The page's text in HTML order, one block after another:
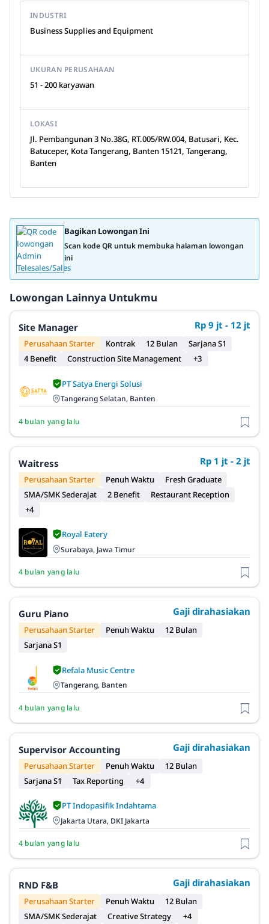
INDUSTRI
Business Supplies and Equipment
UKURAN PERUSAHAAN
51 - 200 karyawan
LOKASI
Jl. Pembangunan 3 No.38G, RT.005/RW.004, Batusari, Kec.
Batuceper, Kota Tangerang, Banten 15121, Tangerang,
Banten
Bagikan Lowongan Ini
Scan kode QR untuk membuka halaman lowongan
ini
Lowongan Lainnya Untukmu
Site Manager Rp 9 jt - 12 jt
Perusahaan Starter Kontrak 12 Bulan
Sarjana S1
4 Benefit
Construction Site Management +3
PT Satya Energi Solusi
Tangerang Selatan, Banten
4 bulan yang lalu
Waitress Rp 1 jt - 2 jt
Perusahaan Starter Penuh Waktu
Fresh Graduate
SMA/SMK Sederajat
2 Benefit
Restaurant Reception
+4
Royal Eatery
Surabaya, Jawa Timur
4 bulan yang lalu
Guru Piano Gaji dirahasiakan
Perusahaan Starter Penuh Waktu
12 Bulan
Sarjana S1
Refala Music Centre
Tangerang, Banten
4 bulan yang lalu
Supervisor Accounting Gaji dirahasiakan
Perusahaan Starter Penuh Waktu
12 Bulan
Sarjana S1
Tax Reporting +4
PT Indopasifik Indahtama
Jakarta Utara, DKI Jakarta
4 bulan yang lalu
RND F&B Gaji dirahasiakan
Perusahaan Starter Penuh Waktu
12 Bulan
SMA/SMK Sederajat
Creative Strategy +4